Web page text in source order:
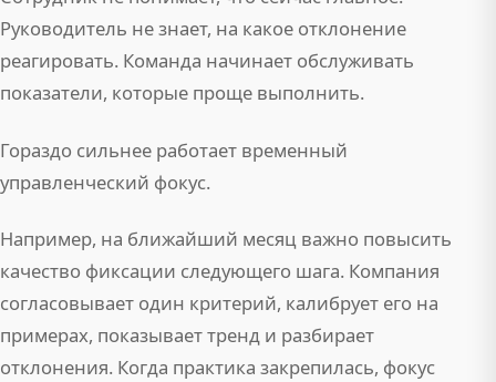
Руководитель не знает, на какое отклонение
реагировать. Команда начинает обслуживать
показатели, которые проще выполнить.
Гораздо сильнее работает временный
управленческий фокус.
Например, на ближайший месяц важно повысить
качество фиксации следующего шага. Компания
согласовывает один критерий, калибрует его на
примерах, показывает тренд и разбирает
отклонения. Когда практика закрепилась, фокус